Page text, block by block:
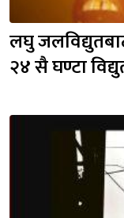
लघु
२४ सै घण्टा